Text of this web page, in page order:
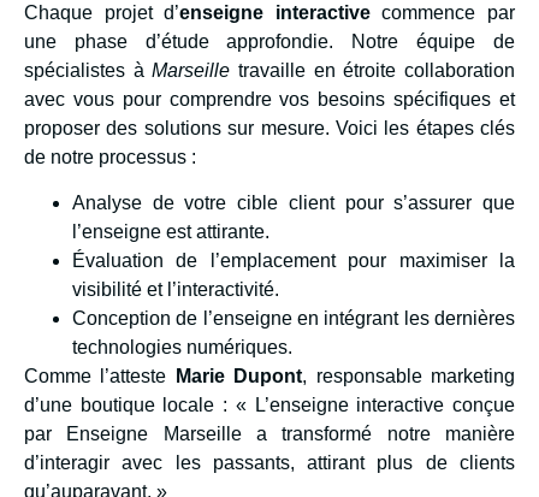
Chaque projet d’enseigne interactivecommence par
une phase d’étude approfondie. Notre équipe de
spécialistes àMarseille travaille en étroite collaboration
avec vous pour comprendre vos besoins spécifiques et
proposer des solutions sur mesure. Voici les étapes clés
de notre processus :
Analyse de votre cible client pour s’assurer que
l’enseigne est attirante.
Évaluation de l’emplacement pour maximiser la
visibilité et l’interactivité.
Conception de l’enseigne en intégrant les dernières
technologies numériques.
Comme l’atteste
Marie Dupont, responsable marketing
d’une boutique locale : « L’enseigne interactive conçue
par Enseigne Marseille a transformé notre manière
d’interagir avec les passants, attirant plus de clients
qu’auparavant. »